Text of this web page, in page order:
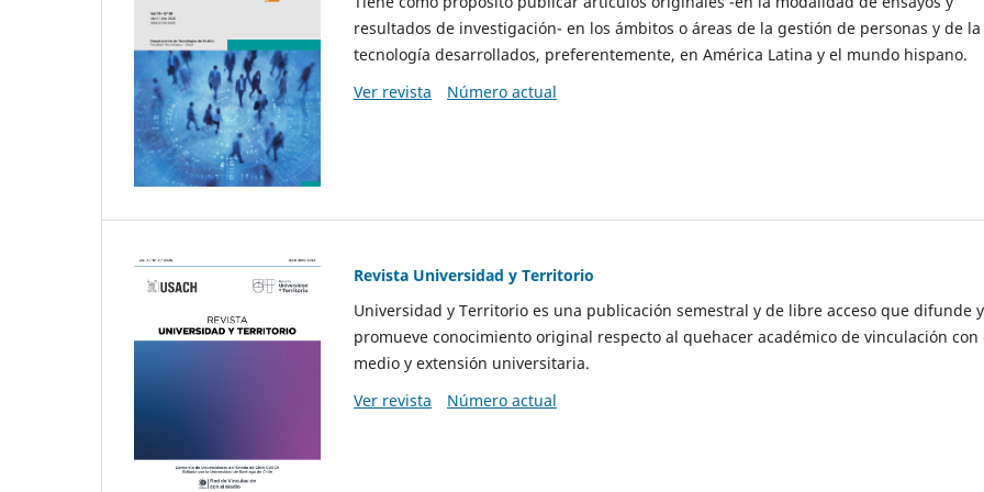
resultados de investigación- en los ámbitos o áreas de la gestión de personas y de la
tecnología desarrollados, preferentemente, en América Latina y el mundo hispano.
Ver revista
Número actual
Revista Universidad y Territorio
Universidad y Territorio es una publicación semestral y de libre acceso que difunde y
promueve conocimiento original respecto al quehacer académico de vinculación con
medio y extensión universitaria.
Ver revista
Número actual